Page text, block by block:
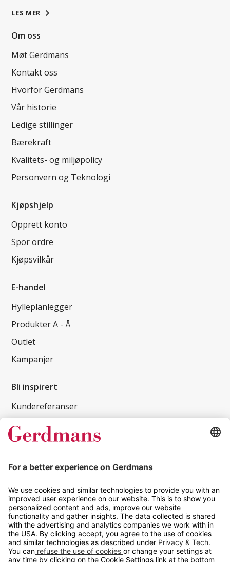
LES MER
Om oss
Møt Gerdmans
Kontakt oss
Hvorfor Gerdmans
Vår historie
Ledige stillinger
Bærekraft
Kvalitets- og miljøpolicy
Personvern og Teknologi
Kjøpshjelp
Opprett konto
Spor ordre
Kjøpsvilkår
E-handel
Hylleplanlegger
Produkter A - Å
Outlet
Kampanjer
Bli inspirert
Kundereferanser
Magasin
Tips og guider
Kontakt
info@gerdmans.no
67 80 56 20
Åpningstid
Hverdager 08:00-16:00